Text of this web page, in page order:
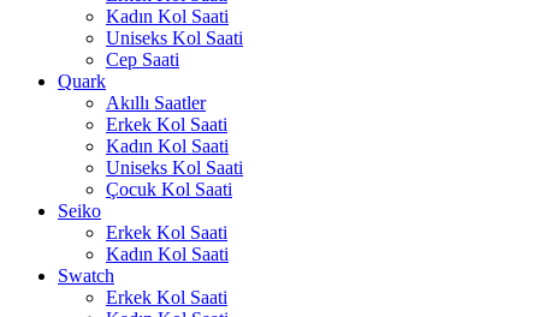
Kadın Kol Saati
Uniseks Kol Saati
Cep Saati
Quark
Akıllı Saatler
Erkek Kol Saati
Kadın Kol Saati
Uniseks Kol Saati
Çocuk Kol Saati
Seiko
Erkek Kol Saati
Kadın Kol Saati
Swatch
Erkek Kol Saati